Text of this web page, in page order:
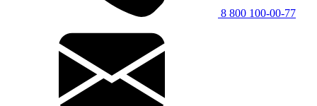
8 800 100-00-77